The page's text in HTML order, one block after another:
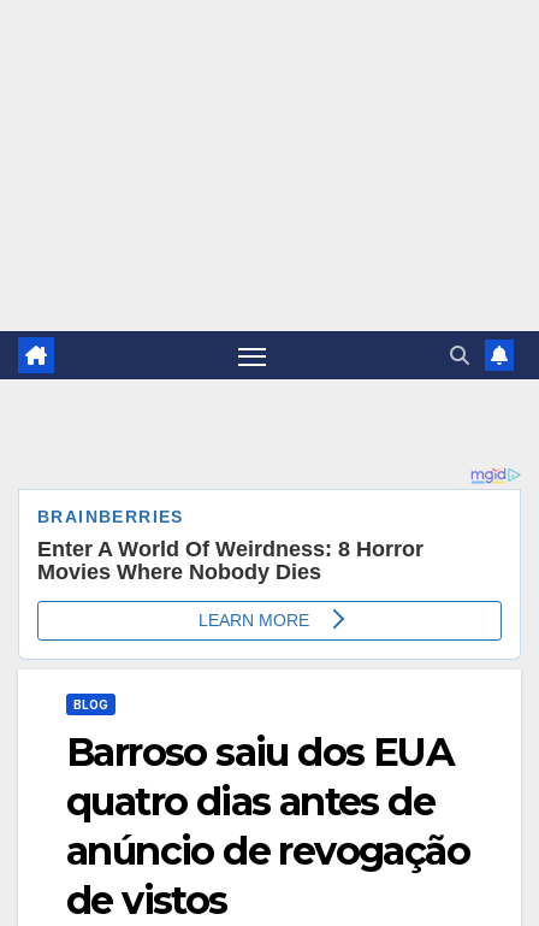
BLOG
Barroso saiu dos EUA
quatro dias antes de
anúncio de revogação
de vistos